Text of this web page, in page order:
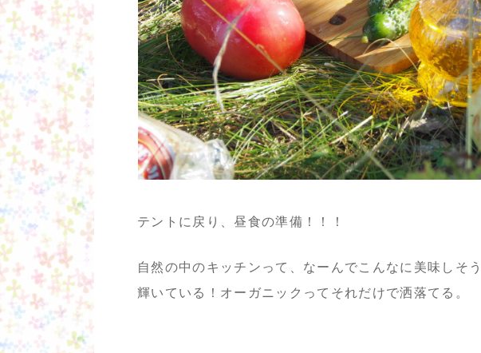
テントに戻り、昼食の準備！！！
自然の中のキッチンって、なーんでこんなに美味しそ
輝いている！オーガニックってそれだけで洒落てる。